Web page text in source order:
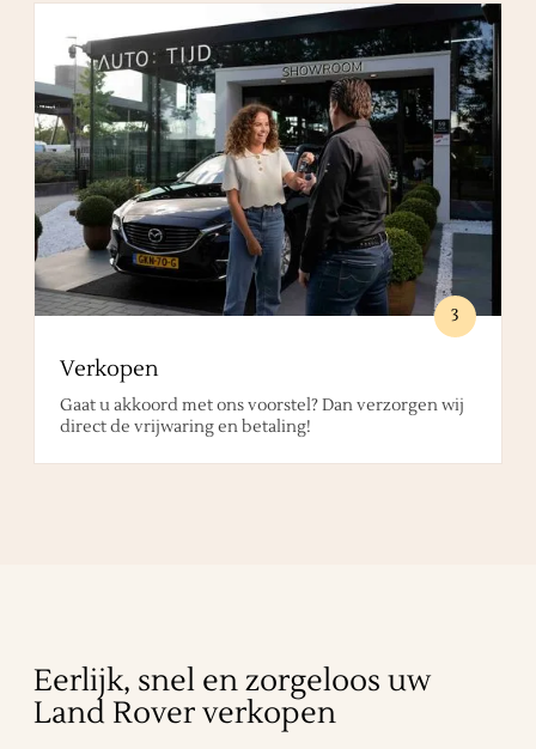
3
Verkopen
Gaat u akkoord met ons voorstel? Dan verzorgen wij
direct de vrijwaring en betaling!
Eerlijk, snel en zorgeloos uw
Land Rover verkopen